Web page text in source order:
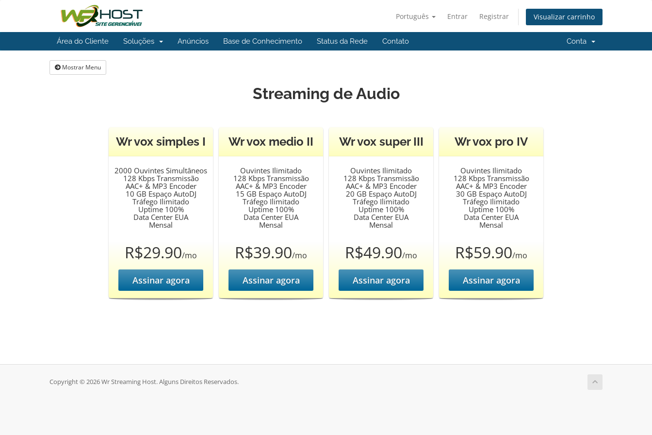
Português Entrar Registrar Visualizar carrinho
Área do Cliente Soluções Anúncios Base de Conhecimento Status da Rede Contato Conta
Mostrar Menu
Streaming de Audio
Wr vox simples I
2000 Ouvintes Simultâneos
128 Kbps Transmissão
AAC+ & MP3 Encoder
10 GB Espaço AutoDJ
Tráfego Ilimitado
Uptime 100%
Data Center EUA
Mensal
R$29.90/mo
Assinar agora
Wr vox medio II
Ouvintes Ilimitado
128 Kbps Transmissão
AAC+ & MP3 Encoder
15 GB Espaço AutoDJ
Tráfego Ilimitado
Uptime 100%
Data Center EUA
Mensal
R$39.90/mo
Assinar agora
Wr vox super III
Ouvintes Ilimitado
128 Kbps Transmissão
AAC+ & MP3 Encoder
20 GB Espaço AutoDJ
Tráfego Ilimitado
Uptime 100%
Data Center EUA
Mensal
R$49.90/mo
Assinar agora
Wr vox pro IV
Ouvintes Ilimitado
128 Kbps Transmissão
AAC+ & MP3 Encoder
30 GB Espaço AutoDJ
Tráfego Ilimitado
Uptime 100%
Data Center EUA
Mensal
R$59.90/mo
Assinar agora
Copyright © 2026 Wr Streaming Host. Alguns Direitos Reservados.